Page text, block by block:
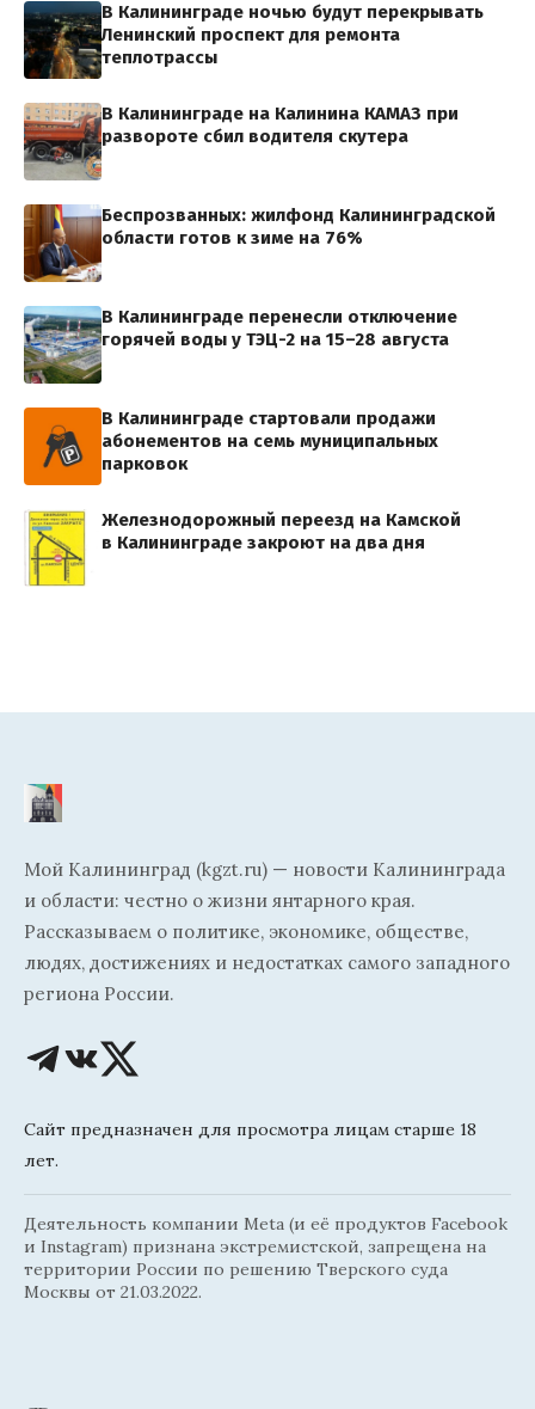
В Калининграде ночью будут перекрывать
Ленинский проспект для ремонта
теплотрассы
В Калининграде на Калинина КАМАЗ при
развороте сбил водителя скутера
Беспрозванных: жилфонд Калининградской
области готов к зиме на 76%
В Калининграде перенесли отключение
горячей воды у ТЭЦ-2 на 15–28 августа
В Калининграде стартовали продажи
абонементов на семь муниципальных
парковок
Железнодорожный переезд на Камской
в Калининграде закроют на два дня
Мой Калининград (kgzt.ru) — новости Калининграда
и области: честно о жизни янтарного края.
Рассказываем о политике, экономике, обществе,
людях, достижениях и недостатках самого западного
региона России.
Сайт предназначен для просмотра лицам старше 18
лет.
Деятельность компании Meta (и её продуктов Facebook
и Instagram) признана экстремистской, запрещена на
территории России по решению Тверского суда
Москвы от 21.03.2022.